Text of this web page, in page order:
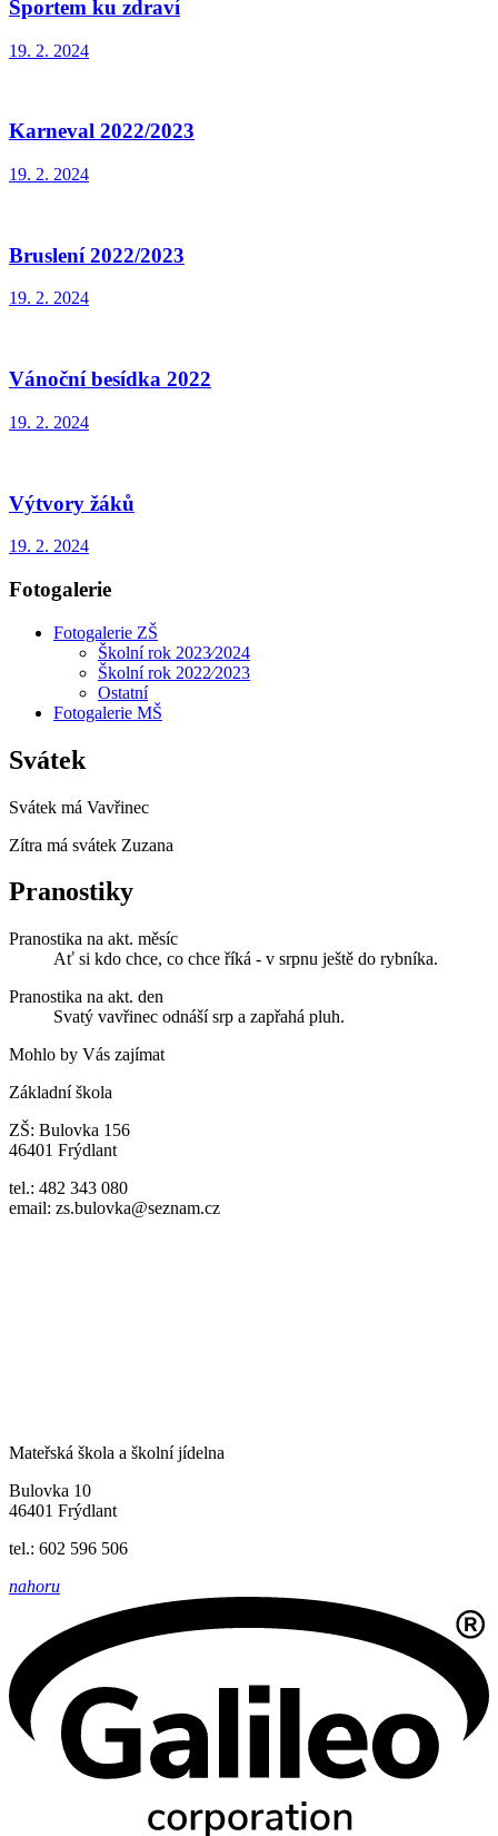
Sportem ku zdraví
19. 2. 2024
Karneval 2022/2023
19. 2. 2024
Bruslení 2022/2023
19. 2. 2024
Vánoční besídka 2022
19. 2. 2024
Výtvory žáků
19. 2. 2024
Fotogalerie
Fotogalerie ZŠ
Školní rok 2023⁄2024
Školní rok 2022⁄2023
Ostatní
Fotogalerie MŠ
Svátek
Svátek má Vavřinec
Zítra má svátek Zuzana
Pranostiky
Pranostika na akt. měsíc
Ať si kdo chce, co chce říká - v srpnu ještě do rybníka.
Pranostika na akt. den
Svatý vavřinec odnáší srp a zapřahá pluh.
Mohlo by Vás zajímat
Základní škola
ZŠ: Bulovka 156
46401 Frýdlant
tel.: 482 343 080
email: zs.bulovka@seznam.cz
Mateřská škola a školní jídelna
Bulovka 10
46401 Frýdlant
tel.: 602 596 506
nahoru